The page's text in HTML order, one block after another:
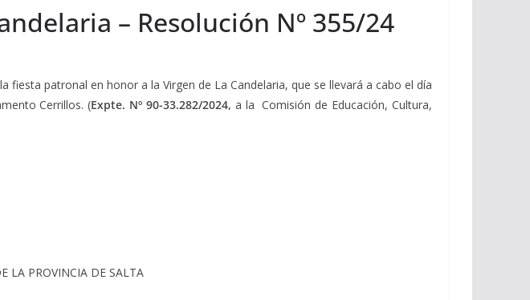
– Resolución Nº 355/24
fiesta patronal en honor a la Virgen de La Candelaria, que se llevará a cabo el día
Cerrillos. (Expte. Nº 90-33.282/2024, a la Comisión de Educación, Cultura,
LA PROVINCIA DE SALTA